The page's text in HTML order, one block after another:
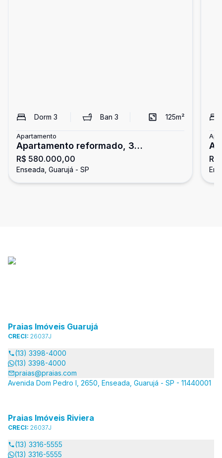
Dorm 3 Ban3 125m²
Apartamento
Apartamento reformado, 3
dormitórios, Enseada, Guarujá
R$ 580.000,00
Enseada, Guarujá - SP
Praias Imóveis Guarujá
CRECI: 26037J
(13) 3398-4000
(13) 3398-4000
praias@praias.com
Avenida Dom Pedro I, 2650, Enseada, Guarujá - SP - 11440001
Praias Imóveis Riviera
CRECI: 26037J
(13) 3316-5555
(13) 3316-5555